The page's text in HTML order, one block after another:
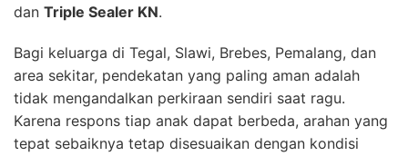
dan Triple Sealer KN.
Bagi keluarga di Tegal, Slawi, Brebes, Pemalang, dan
area sekitar, pendekatan yang paling aman adalah
tidak mengandalkan perkiraan sendiri saat ragu.
Karena respons tiap anak dapat berbeda, arahan yang
tepat sebaiknya tetap disesuaikan dengan kondisi